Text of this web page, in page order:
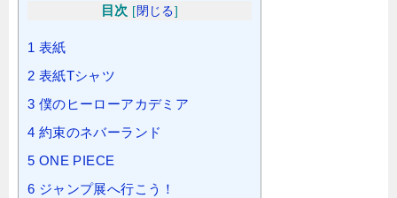
目次 [閉じる]
1 表紙
2 表紙Tシャツ
3 僕のヒーローアカデミア
4 約束のネバーランド
5 ONE PIECE
6 ジャンプ展へ行こう！